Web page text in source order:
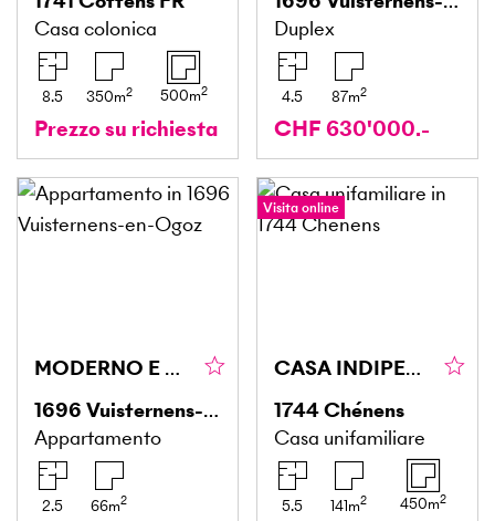
Casa colonica
8.5 350m2 500m2
Prezzo su richiesta
Duplex
4.5 87m2
CHF 630'000.-
MODERNO E CIRCONDATO DALLA NATURA
1696 Vuisternens-en-Ogoz
Appartamento
2.5 66m2
Visita online
CASA INDIPENDENTE CON GIARDINO
1744Chénens
Casa unifamiliare
5.5 141m2 450m2